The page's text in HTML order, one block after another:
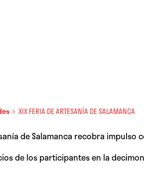
XIX FERIA DE ARTESANÍA DE SALAMANCA
de Salamanca recobra
de los participantes en la